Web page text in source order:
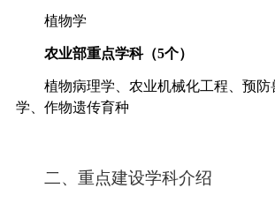
植物学
农业部重点学科（5个）
植物病理学、农业机械化工程、预防
学、作物遗传育种
二、重点建设学科介绍